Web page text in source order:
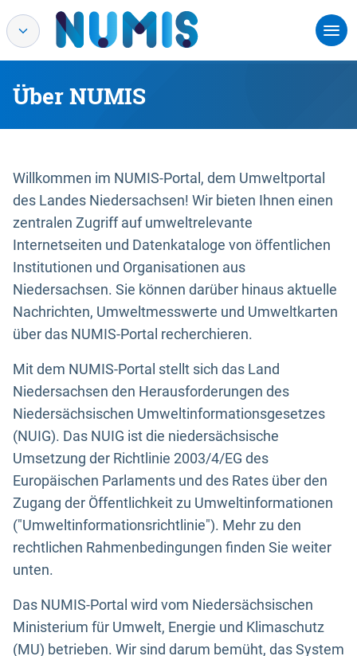
Über NUMIS
Willkommen im NUMIS-Portal, dem Umweltportal
des Landes Niedersachsen! Wir bieten Ihnen einen
zentralen Zugriff auf umweltrelevante
Internetseiten und Datenkataloge von öffentlichen
Institutionen und Organisationen aus
Niedersachsen. Sie können darüber hinaus aktuelle
Nachrichten, Umweltmesswerte und Umweltkarten
über das NUMIS-Portal recherchieren.
Mit dem NUMIS-Portal stellt sich das Land
Niedersachsen den Herausforderungen des
Niedersächsischen Umweltinformationsgesetzes
(NUIG). Das NUIG ist die niedersächsische
Umsetzung der Richtlinie 2003/4/EG des
Europäischen Parlaments und des Rates über den
Zugang der Öffentlichkeit zu Umweltinformationen
("Umweltinformationsrichtlinie"). Mehr zu den
rechtlichen Rahmenbedingungen finden Sie weiter
unten.
Das NUMIS-Portal wird vom Niedersächsischen
Ministerium für Umwelt, Energie und Klimaschutz
(MU) betrieben. Wir sind darum bemüht, das System